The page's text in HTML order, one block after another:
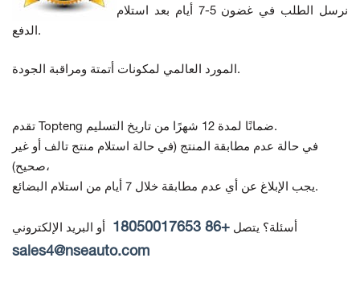
نرسل الطلب في غضون 5-7 أيام بعد استلام
الدفع.
المورد العالمي لمكونات أتمتة ومراقبة الجودة.
تقدم Topteng ضمانًا لمدة 12 شهرًا من تاريخ التسليم.
في حالة عدم مطابقة المنتج (في حالة استلام منتج تالف أو غير
صحيح)،
يجب الإبلاغ عن أي عدم مطابقة خلال 7 أيام من استلام البضائع.
أسئلة؟ يتصل +86 18050017653 أو البريد الإلكتروني
sales4@nseauto.com